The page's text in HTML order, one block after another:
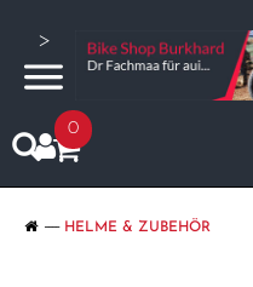
>
0
HELME & ZUBEHÖR